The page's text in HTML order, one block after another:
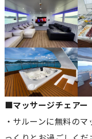
■マッサージチェアー
・サルーンに無料の